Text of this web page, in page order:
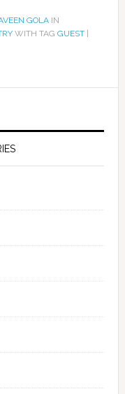
GOLAIN
WITH TAG GUEST|